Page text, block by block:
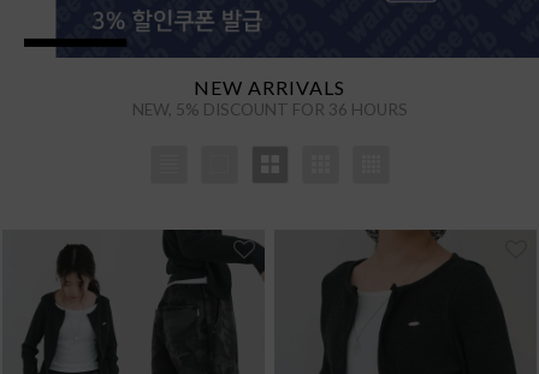
NEW ARRIVALS
NEW, 5% DISCOUNT FOR 36 HOURS